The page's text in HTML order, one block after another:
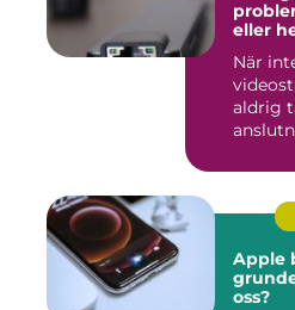
eller
När
aldrig
Apple
oss?